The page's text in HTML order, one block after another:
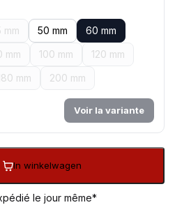
mm 50 mm
60 mm
mm 100 mm
120 mm
mm 200 mm
Voir la variante
In winkelwagen
le jour même*